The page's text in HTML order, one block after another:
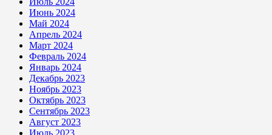
Июнь 2024
Май 2024
Апрель 2024
Март 2024
Февраль 2024
Январь 2024
Декабрь 2023
Ноябрь 2023
Октябрь 2023
Сентябрь 2023
Август 2023